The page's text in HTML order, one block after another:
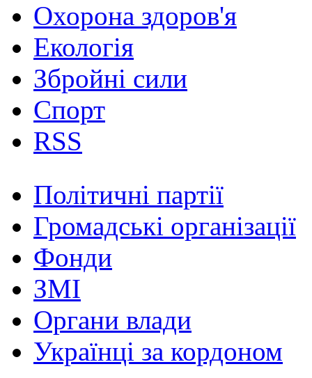
Охорона здоров'я
Екологія
Збройні сили
Спорт
RSS
Політичні партії
Громадські організації
Фонди
ЗМІ
Органи влади
Українці за кордоном